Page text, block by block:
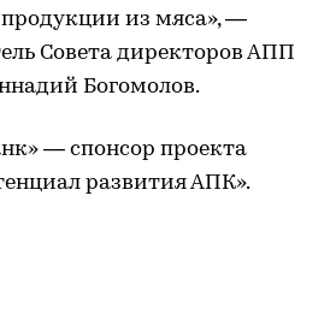
из мяса», —
Совета директоров АПП
Богомолов.
— спонсор проекта
развития АПК».